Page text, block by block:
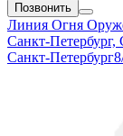
Позвонить
Линия Огня
Санкт-
Санкт-Петербург